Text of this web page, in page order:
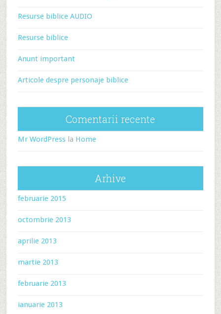
Resurse biblice AUDIO
Resurse biblice
Anunt important
Articole despre personaje biblice
Comentarii recente
Mr WordPressla Home
Arhive
februarie 2015
octombrie 2013
aprilie 2013
martie 2013
februarie 2013
ianuarie 2013